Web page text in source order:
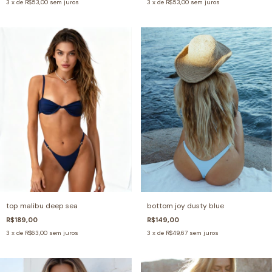
3 x de R$53,00 sem juros 3 x de R$53,00 sem juros
top malibu deep sea
R$189,00
3 x de R$63,00 sem juros
bottom joy dusty blue
R$149,00
3 x de R$49,67 sem juros